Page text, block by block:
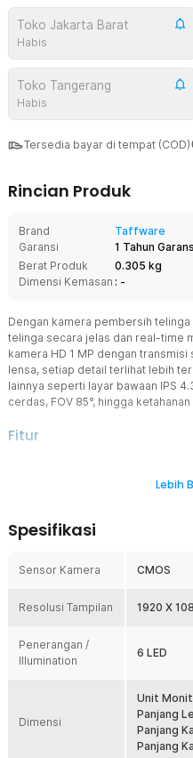
Toko Jakarta Barat
Habis
Toko Tangerang
Habis
Tersedia bayar di tempat (COD)
Rincian Produk
Brand
Taffware
Garansi
1 Tahun
Berat Produk
0.305 kg
Dimensi Kemasan : -
Dengan kamera pembersih
telinga secara jelas dan real-time
kamera HD 1 MP dengan
lensa, setiap detail terlihat lebih
lainnya seperti layar bawaan IPS
cerdas, FOV 85°, hingga ketahanan
Fitur
Kamera pembersih telinga
dengan pencahayaan optimal,
Hadir dengan algoritma AI
Hz dan akurasi pengukuran
telinga terpantau dengan baik.
Pengaturan Suhu Cerdas
dan tidak terasa panas. Suhu
menyesuaikan dengan suhu
kenyamanan maksimal selama
Layar Bawaan 4.3 Inch
Lebih
Spesifikasi
Sensor Kamera CMOS
Resolusi Tampilan 1920 X
Penerangan /
Illumination
6 LED
Dimensi
Unit
Panjang
Panjang
Panjang